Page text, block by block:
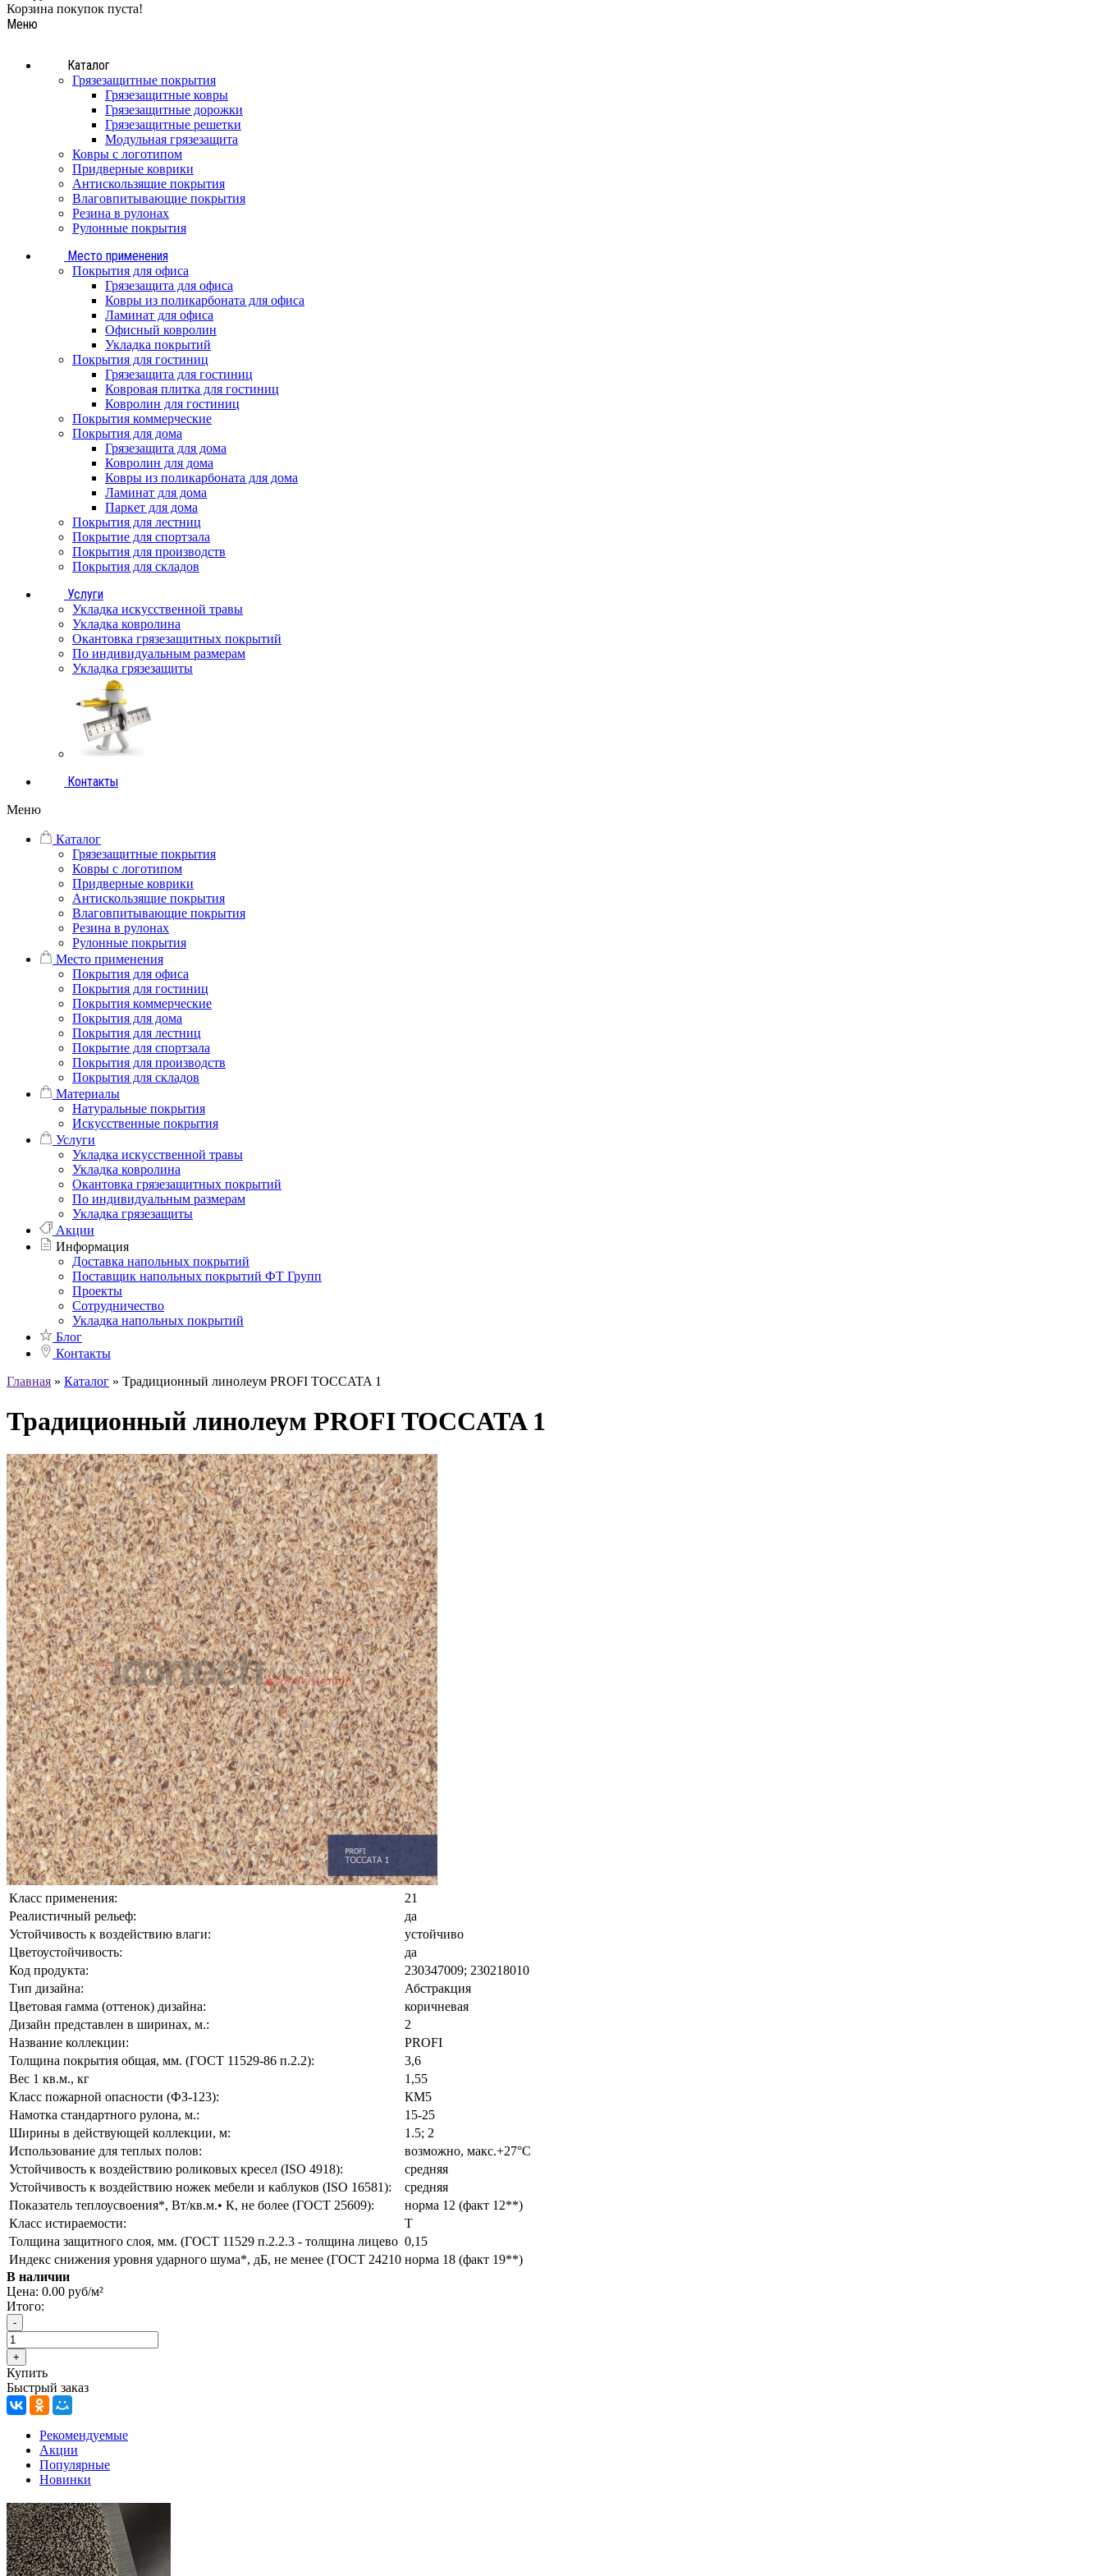
Корзина покупок пуста!
Меню
Каталог
Грязезащитные покрытия
Грязезащитные ковры
Грязезащитные дорожки
Грязезащитные решетки
Модульная грязезащита
Ковры с логотипом
Придверные коврики
Антискользящие покрытия
Влаговпитывающие покрытия
Резина в рулонах
Рулонные покрытия
Место применения
Покрытия для офиса
Грязезащита для офиса
Ковры из поликарбоната для офиса
Ламинат для офиса
Офисный ковролин
Укладка покрытий
Покрытия для гостиниц
Грязезащита для гостиниц
Ковровая плитка для гостиниц
Ковролин для гостиниц
Покрытия коммерческие
Покрытия для дома
Грязезащита для дома
Ковролин для дома
Ковры из поликарбоната для дома
Ламинат для дома
Паркет для дома
Покрытия для лестниц
Покрытие для спортзала
Покрытия для производств
Покрытия для складов
Услуги
Укладка искусственной травы
Укладка ковролина
Окантовка грязезащитных покрытий
По индивидуальным размерам
Укладка грязезащиты
Контакты
Меню
Каталог
Грязезащитные покрытия
Ковры с логотипом
Придверные коврики
Антискользящие покрытия
Влаговпитывающие покрытия
Резина в рулонах
Рулонные покрытия
Место применения
Покрытия для офиса
Покрытия для гостиниц
Покрытия коммерческие
Покрытия для дома
Покрытия для лестниц
Покрытие для спортзала
Покрытия для производств
Покрытия для складов
Материалы
Натуральные покрытия
Искусственные покрытия
Услуги
Укладка искусственной травы
Укладка ковролина
Окантовка грязезащитных покрытий
По индивидуальным размерам
Укладка грязезащиты
Акции
Информация
Доставка напольных покрытий
Поставщик напольных покрытий ФТ Групп
Проекты
Сотрудничество
Укладка напольных покрытий
Блог
Контакты
Главная » Каталог » Традиционный линолеум PROFI TOCCATA 1
Традиционный линолеум PROFI TOCCATA 1
Класс применения:
21
Реалистичный рельеф:
да
Устойчивость к воздействию влаги:
устойчиво
Цветоустойчивость:
да
Код продукта:
230347009; 230218010
Тип дизайна:
Абстракция
Цветовая гамма (оттенок) дизайна:
коричневая
Дизайн представлен в ширинах, м.:
2
Название коллекции:
PROFI
Толщина покрытия общая, мм. (ГОСТ 11529-86 п.2.2):
3,6
Вес 1 кв.м., кг
1,55
Класс пожарной опасности (ФЗ-123):
КМ5
Намотка стандартного рулона, м.:
15-25
Ширины в действующей коллекции, м:
1.5; 2
Использование для теплых полов:
возможно, макс.+27°С
Устойчивость к воздействию роликовых кресел (ISO 4918):
средняя
Устойчивость к воздействию ножек мебели и каблуков (ISO 16581):
средняя
Показатель теплоусвоения*, Вт/кв.м.• К, не более (ГОСТ 25609):
норма 12 (факт 12**)
Класс истираемости:
Т
Толщина защитного слоя, мм. (ГОСТ 11529 п.2.2.3 - толщина лицево 0,15
Индекс снижения уровня ударного шума*, дБ, не менее (ГОСТ 24210 норма 18 (факт 19**)
В наличии
Цена: 0.00 руб/м²
Итого:
Купить
Быстрый заказ
Рекомендуемые
Акции
Популярные
Новинки